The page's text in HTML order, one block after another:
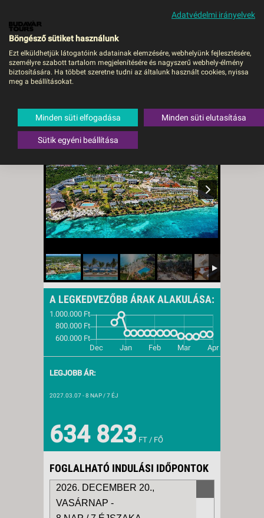
MENÜ
Kwanza Resort by Sunrise
Tanzánia,Zanzibár
A LEGKEDVEZŐBB ÁRAK ALAKULÁSA:
LEGJOBB ÁR:
2027.03.07- 8 NAP / 7 ÉJ
634 823 FT / FŐ
FOGLALHATÓ INDULÁSI IDŐPONTOK
2026. DECEMBER 20.,
VASÁRNAP -
Adatvédelmi irányelvek
Böngésző sütiket használunk
Ezt elküldhetjük látogatóink adatainak elemzésére, webhelyünk fejlesztésére,
személyre szabott tartalom megjelenítésére és nagyszerű webhely-élmény
biztosítására. Ha többet szeretne tudni az általunk használt cookies, nyissa
meg a beállításokat.
Minden süti elfogadása Minden süti elutasítása
Sütik egyéni beállítása